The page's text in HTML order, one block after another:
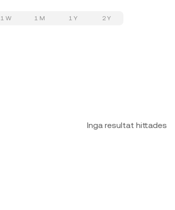
1 W 1 M 1 Y 2 Y
Inga resultat hittades